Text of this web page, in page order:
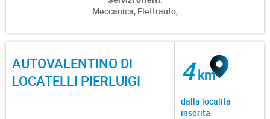
Meccanica, Elettrauto,
AUTOVALENTINO DI
LOCATELLI PIERLUIGI
4km
dalla località
inserita